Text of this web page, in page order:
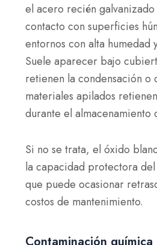
el acero recién galvanizado
contacto con superficies
entornos con alta humedad
Suele aparecer bajo
retienen la condensación o
materiales apilados
durante el almacenamiento
Si no se trata, el óxido
la capacidad protectora
que puede ocasionar
costos de mantenimiento.
Contaminación química